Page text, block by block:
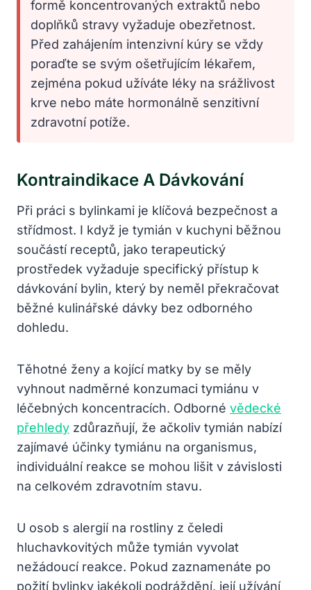
formě koncentrovaných extraktů nebo
doplňků stravy vyžaduje obezřetnost.
Před zahájením intenzivní kúry se vždy
poraďte se svým ošetřujícím lékařem,
zejména pokud užíváte léky na srážlivost
krve nebo máte hormonálně senzitivní
zdravotní potíže.
Kontraindikace A Dávkování
Při práci s bylinkami je klíčová bezpečnost a
střídmost. I když je tymián v kuchyni běžnou
součástí receptů, jako terapeutický
prostředek vyžaduje specifický přístup k
dávkování bylin, který by neměl překračovat
běžné kulinářské dávky bez odborného
dohledu.
Těhotné ženy a kojící matky by se měly
vyhnout nadměrné konzumaci tymiánu v
léčebných koncentracích. Odborné vědecké
přehledy zdůrazňují, že ačkoliv tymián nabízí
zajímavé účinky tymiánu na organismus,
individuální reakce se mohou lišit v závislosti
na celkovém zdravotním stavu.
U osob s alergií na rostliny z čeledi
hluchavkovitých může tymián vyvolat
nežádoucí reakce. Pokud zaznamenáte po
požití bylinky jakékoli podráždění, její užívání